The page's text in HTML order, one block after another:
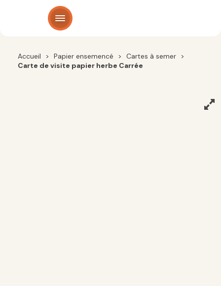
Panneau de gestion des cookies
Accueil > Papier ensemencé > Cartes à semer >
Carte de visite papier herbe Carrée